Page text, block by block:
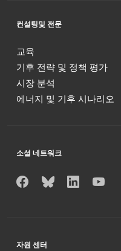
컨설팅및 전문
교육
기후 전략 및 정책 평가
시장 분석
에너지 및 기후 시나리오
소셜 네트워크
자원 센터